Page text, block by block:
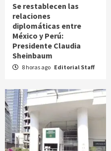
Se restablecen las
relaciones
diplomáticas entre
México y Perú:
Presidente Claudia
Sheinbaum
8 horas ago Editorial Staff